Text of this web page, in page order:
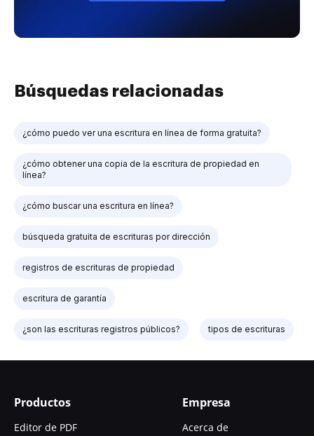
Búsquedas relacionadas
¿cómo puedo ver una escritura en línea de forma gratuita?
¿cómo obtener una copia de la escritura de propiedad en
línea?
¿cómo buscar una escritura en línea?
búsqueda gratuita de escrituras por dirección
registros de escrituras de propiedad
escritura de garantía
¿son las escrituras registros públicos? tipos de escrituras
Productos
Editor de PDF
Empresa
Acerca de